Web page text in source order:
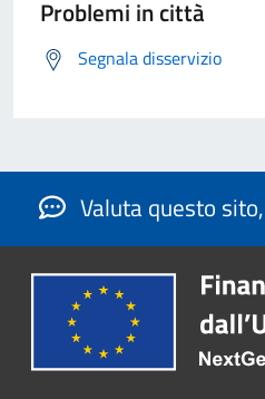
Problemi in città
Segnala disservizio
Valuta questo